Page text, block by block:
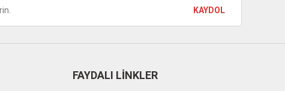
KAYDOL
FAYDALI LİNKLER